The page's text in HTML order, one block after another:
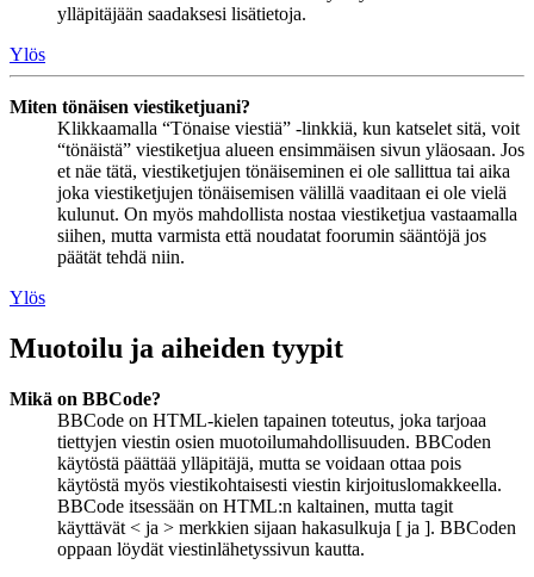
ylläpitäjään saadaksesi lisätietoja.
Ylös
Miten tönäisen viestiketjuani?
Klikkaamalla “Tönaise viestiä” -linkkiä, kun katselet sitä, voit
“tönäistä” viestiketjua alueen ensimmäisen sivun yläosaan. Jos
et näe tätä, viestiketjujen tönäiseminen ei ole sallittua tai aika
joka viestiketjujen tönäisemisen välillä vaaditaan ei ole vielä
kulunut. On myös mahdollista nostaa viestiketjua vastaamalla
siihen, mutta varmista että noudatat foorumin sääntöjä jos
päätät tehdä niin.
Ylös
Muotoilu ja aiheiden tyypit
Mikä on BBCode?
BBCode on HTML-kielen tapainen toteutus, joka tarjoaa
tiettyjen viestin osien muotoilumahdollisuuden. BBCoden
käytöstä päättää ylläpitäjä, mutta se voidaan ottaa pois
käytöstä myös viestikohtaisesti viestin kirjoituslomakkeella.
BBCode itsessään on HTML:n kaltainen, mutta tagit
käyttävät < ja > merkkien sijaan hakasulkuja [ ja ]. BBCoden
oppaan löydät viestinlähetyssivun kautta.